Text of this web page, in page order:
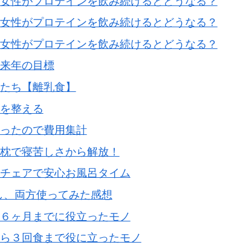
性がプロテインを飲み続けるとどうなる？
性がプロテインを飲み続けるとどうなる？
年の目標
ち【離乳食】
整える
たので費用集計
で寝苦しさから解放！
ェアで安心お風呂タイム
、両方使ってみた感想
ヶ月までに役立ったモノ
３回食まで役に立ったモノ